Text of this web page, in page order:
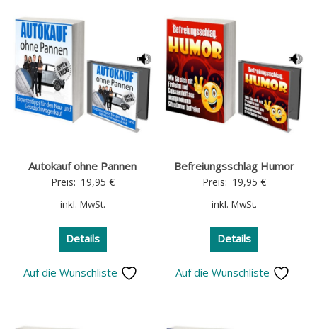
Autokauf ohne Pannen
Preis: 19,95 €
inkl. MwSt.
Details
Auf die Wunschliste
Befreiungsschlag Humor
Preis: 19,95€
inkl. MwSt.
Details
Auf die Wunschliste